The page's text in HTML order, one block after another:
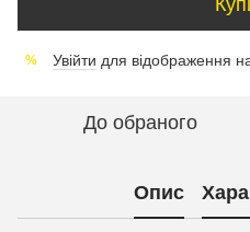
% Увійти для відображення
До обраного
Опис